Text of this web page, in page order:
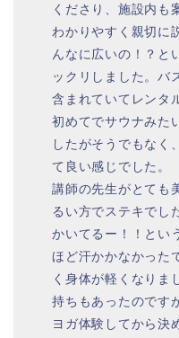
くださり、施設内も
わかりやすく親切に
んなに広いの！？と
ックリしました。バ
含まれていてレンタ
初めてでサウナみた
したがそうでもなく
て良い感じでした。
講師の先生がとても
るい方でステキでし
かいてるー！！とい
ほど汗かかなかった
く身体が軽くなりま
持ちもあったのです
ヨガ体験してから決